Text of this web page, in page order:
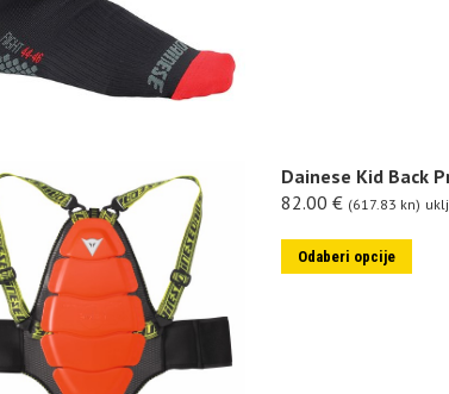
Dainese Kid Back
82.00 € (617.83 kn)
Odaberi opcije